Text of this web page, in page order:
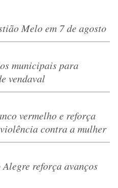
Melo em 7 de agosto
municipais para
vendaval
vermelho e reforça
contra a mulher
reforça avanços